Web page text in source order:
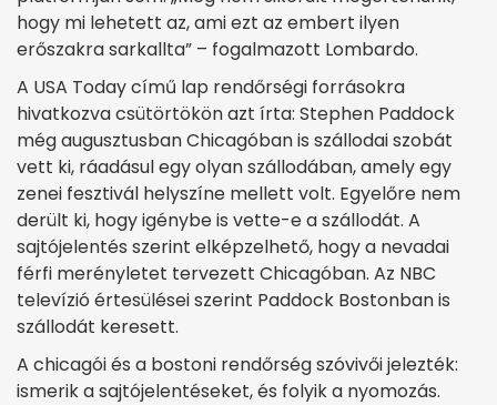
hogy mi lehetett az, ami ezt az embert ilyen
erőszakra sarkallta” – fogalmazott Lombardo.
A USA Today című lap rendőrségi forrásokra
hivatkozva csütörtökön azt írta: Stephen Paddock
még augusztusban Chicagóban is szállodai szobát
vett ki, ráadásul egy olyan szállodában, amely egy
zenei fesztivál helyszíne mellett volt. Egyelőre nem
derült ki, hogy igénybe is vette-e a szállodát. A
sajtójelentés szerint elképzelhető, hogy a nevadai
férfi merényletet tervezett Chicagóban. Az NBC
televízió értesülései szerint Paddock Bostonban is
szállodát keresett.
A chicagói és a bostoni rendőrség szóvivői jelezték:
ismerik a sajtójelentéseket, és folyik a nyomozás.